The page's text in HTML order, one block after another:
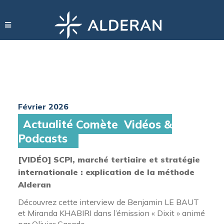
Février 2026
Actualité Comète Vidéos &
Podcasts
[VIDÉO] SCPI, marché tertiaire et stratégie
internationale : explication de la méthode
Alderan
Découvrez cette interview de Benjamin LE BAUT
et Miranda KHABIRI dans l’émission « Dixit » animé